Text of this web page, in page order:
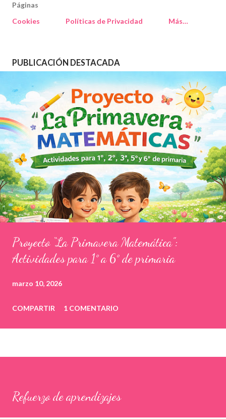
Páginas
Cookies
Políticas de Privacidad Más…
PUBLICACIÓN DESTACADA
Proyecto “La Primavera Matemática”:
Actividades para 1° a 6° de primaria
marzo 10, 2026
COMPARTIR 1 COMENTARIO
Refuerzo de aprendizajes